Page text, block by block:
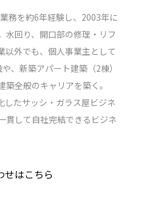
務を約6年経験し、2003年に
水回り、開口部の修理・リフ
以外でも、個人事業主として
、新築アパート建築（2棟）
全般のキャリアを築く。
たサッシ・ガラス屋ビジネ
貫して自社完結できるビジネ
せはこちら